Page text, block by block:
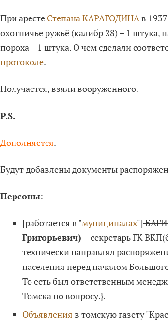
При аресте Степана КАРАГОДИНАв 1937
охотничье ружьё (калибр 28) – 1 штука,
пороха – 1 штука. О чем сделали
протоколе.
Получается, взяли вооруженного.
P.S.
Дополняется.
Будут добавлены документы
Персоны:
[работается в "муниципалах"]
Григорьевич) – секретарь ГК
технически направлял
населения перед началом
То есть был ответственным
Томска по вопросу.}.
Объявления в томскую газету